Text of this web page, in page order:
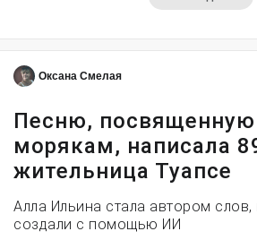
Оксана Смелая
Песню,
морякам, написала
жительница Туапсе
Алла Ильина стала автором слов,
создали с помощью ИИ